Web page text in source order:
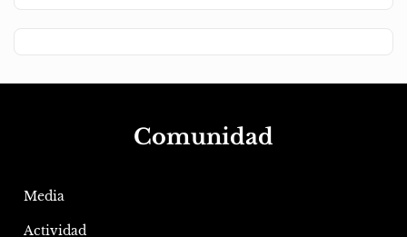
Comunidad
Media
Actividad